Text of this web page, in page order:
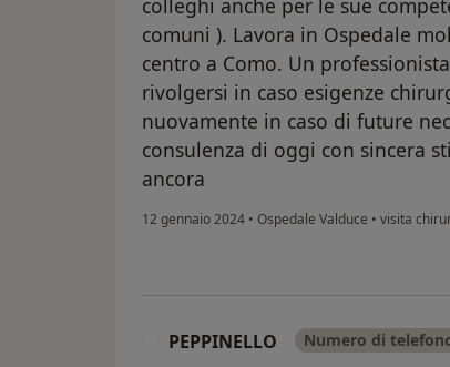
colleghi anche per le sue
comuni ). Lavora in Ospedale
centro a Como. Un
rivolgersi in caso esigenze
nuovamente in caso di future
consulenza di oggi con sincera
ancora
12 gennaio 2024 • Ospedale Valduce • visita
PEPPINELLO Numero di